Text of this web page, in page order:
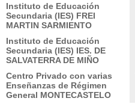
Instituto de Educación
Secundaria (IES) FREI
MARTIN SARMIENTO
Instituto de Educación
Secundaria (IES) IES. DE
SALVATERRA DE MIÑO
Centro Privado con varias
Enseñanzas de Régimen
General MONTECASTELO